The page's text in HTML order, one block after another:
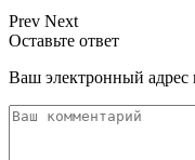
Prev Next
Оставьте ответ
Ваш электронный адрес